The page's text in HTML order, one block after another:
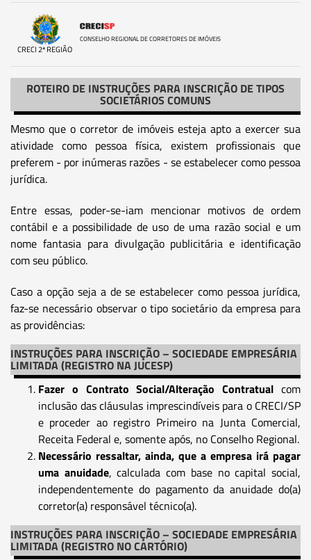
CRECI 2ª REGIÃO
CONSELHO REGIONAL DE CORRETORES DE IMÓVEIS
ROTEIRO DE INSTRUÇÕES PARA INSCRIÇÃO DE TIPOS
SOCIETÁRIOS COMUNS
Mesmo que o corretor de imóveis esteja apto a exercer sua
atividade como pessoa física, existem profissionais que
preferem - por inúmeras razões - se estabelecer como pessoa
jurídica.
Entre essas, poder-se-iam mencionar motivos de ordem
contábil e a possibilidade de uso de uma razão social e um
nome fantasia para divulgação publicitária e identificação
com seu público.
Caso a opção seja a de se estabelecer como pessoa jurídica,
faz-se necessário observar o tipo societário da empresa para
as providências:
INSTRUÇÕES PARA INSCRIÇÃO – SOCIEDADE EMPRESÁRIA
LIMITADA (REGISTRO NA JUCESP)
Fazer o Contrato Social/Alteração Contratual com
inclusão das cláusulas imprescindíveis para o CRECI/SP
e proceder ao registro Primeiro na Junta Comercial,
Receita Federal e, somente após, no Conselho Regional.
Necessário ressaltar, ainda, que a empresa irá pagar
uma anuidade, calculada com base no capital social,
independentemente do pagamento da anuidade do(a)
corretor(a) responsável técnico(a).
INSTRUÇÕES PARA INSCRIÇÃO – SOCIEDADE EMPRESÁRIA
LIMITADA (REGISTRO NO CARTÓRIO)